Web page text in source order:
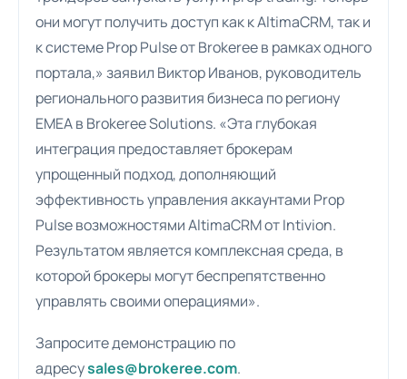
они могут получить доступ как к AltimaCRM, так и
к системе Prop Pulse от Brokeree в рамках одного
портала,» заявил Виктор Иванов, руководитель
регионального развития бизнеса по региону
EMEA в Brokeree Solutions. «Эта глубокая
интеграция предоставляет брокерам
упрощенный подход, дополняющий
эффективность управления аккаунтами Prop
Pulse возможностями AltimaCRM от Intivion.
Результатом является комплексная среда, в
которой брокеры могут беспрепятственно
управлять своими операциями».
Запросите демонстрацию по
адресуsales@brokeree.com.